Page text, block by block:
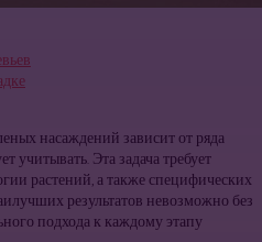
насаждений зависит от ряда
учитывать. Эта задача требует
растений, а также специфических
результатов невозможно без
подхода к каждому этапу